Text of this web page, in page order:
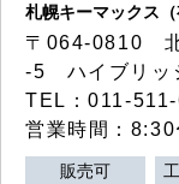
札幌キーマックス（
〒064-0810 北
-5 ハイブリッ
TEL：011-
営業時間：
販売可